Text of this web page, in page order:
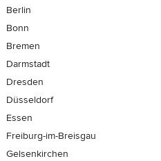
Berlin
Bonn
Bremen
Darmstadt
Dresden
Düsseldorf
Essen
Freiburg-im-Breisgau
Gelsenkirchen